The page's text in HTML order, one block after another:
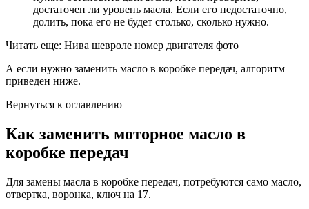
достаточен ли уровень масла. Если его недостаточно,
долить, пока его не будет столько, сколько нужно.
Читать еще: Нива шевроле номер двигателя фото
А если нужно заменить масло в коробке передач, алгоритм
приведен ниже.
Вернуться к оглавлению
Как заменить моторное масло в
коробке передач
Для замены масла в коробке передач, потребуются само масло,
отвертка, воронка, ключ на 17.